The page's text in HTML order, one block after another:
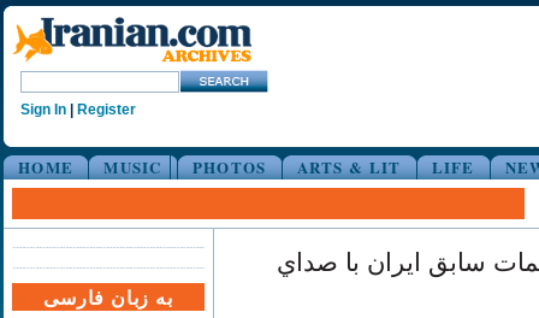
Sign In Register
HOME MUSIC PHOTOS ARTS & LIT LIFE
به زبان فارسی
سابق ايران با صداي